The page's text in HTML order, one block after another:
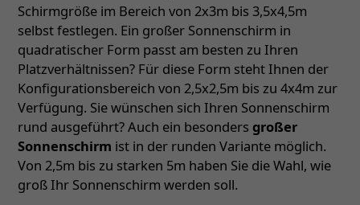
Schirmgröße im Bereich von 2x3m bis 3,5x4,5m
selbst festlegen. Ein großer Sonnenschirm in
quadratischer Form passt am besten zu Ihren
Platzverhältnissen? Für diese Form steht Ihnen der
Konfigurationsbereich von 2,5x2,5m bis zu 4x4m zur
Verfügung. Sie wünschen sich Ihren Sonnenschirm
rund ausgeführt? Auch ein besonders großer
Sonnenschirm ist in der runden Variante möglich.
Von 2,5m bis zu starken 5m haben Sie die Wahl, wie
groß Ihr Sonnenschirm werden soll.